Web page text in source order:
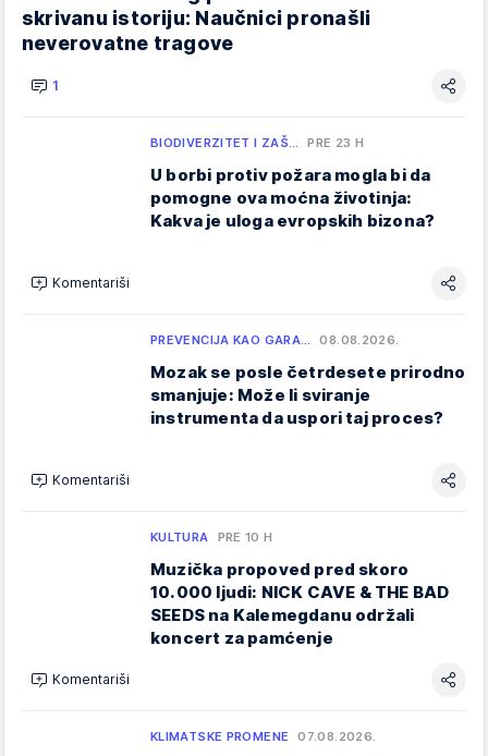
skrivanu istoriju: Naučnici pronašli
neverovatne tragove
1
BIODIVERZITET I ZAŠ… PRE 23 H
U borbi protiv požara mogla bi da
pomogne ova moćna životinja:
Kakva je uloga evropskih bizona?
Komentariši
PREVENCIJA KAO GARA… 08.08.2026.
Mozak se posle četrdesete prirodno
smanjuje: Može li sviranje
instrumenta da uspori taj proces?
Komentariši
KULTURA PRE 10 H
Muzička propoved pred skoro
10.000 ljudi: NICK CAVE & THE BAD
SEEDS na Kalemegdanu održali
koncert za pamćenje
Komentariši
KLIMATSKE PROMENE 07.08.2026.